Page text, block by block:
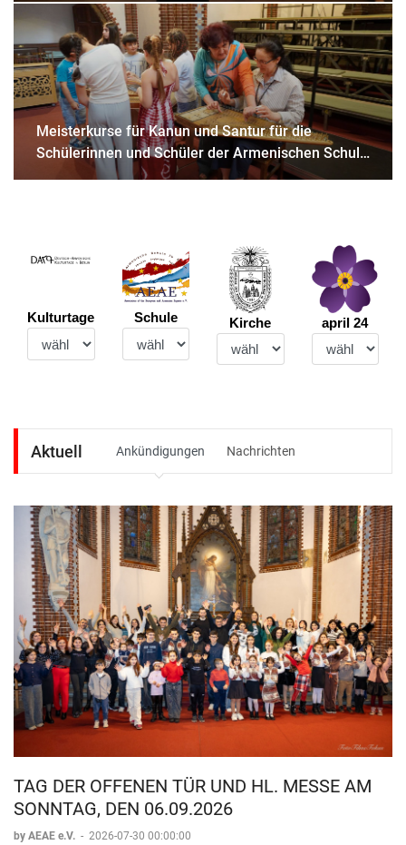
geistlichen Musik.
Meisterkurse für Kanun und Santur für die
Schülerinnen und Schüler der Armenischen Schule
Berlin bei AEAE e.V.
Kulturtage Schule Kirche april 24
Aktuell Ankündigungen Nachrichten
TAG DER OFFENEN TÜR UND HL. MESSE AM
SONNTAG, DEN 06.09.2026
by AEAE e.V. - 2026-07-30 00:00:00